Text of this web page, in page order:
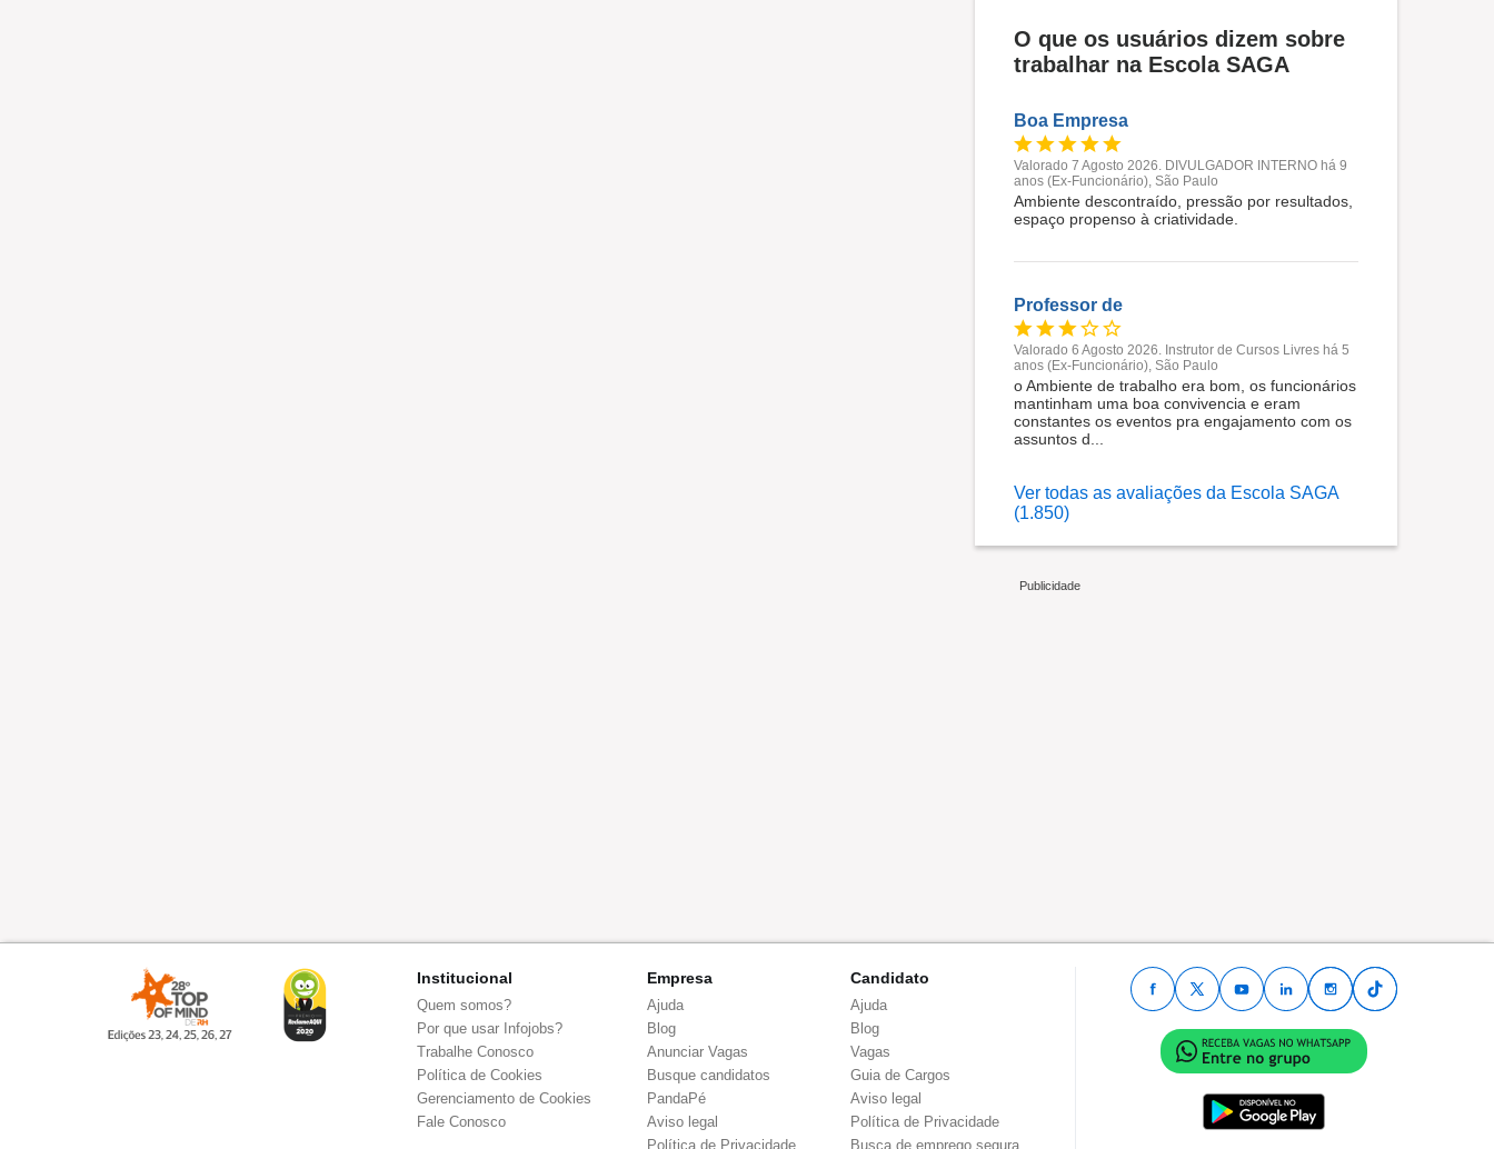
O que os usuários dizem sobre
trabalhar na Escola SAGA
Boa Empresa
Valorado 7 Agosto 2026. DIVULGADOR INTERNO há 9
anos (Ex-Funcionário), São Paulo
Ambiente descontraído, pressão por resultados,
espaço propenso à criatividade.
Professor de
Valorado 6 Agosto 2026. Instrutor de Cursos Livres há 5
anos (Ex-Funcionário), São Paulo
o Ambiente de trabalho era bom, os funcionários
mantinham uma boa convivencia e eram
constantes os eventos pra engajamento com os
assuntos d...
Ver todas as avaliações da Escola SAGA
(1.850)
Institucional
Quem somos?
Por que usar Infojobs?
Trabalhe Conosco
Política de Cookies
Gerenciamento de Cookies
Fale Conosco
Empresa
Ajuda
Blog
Anunciar Vagas
Busque candidatos
PandaPé
Aviso legal
Política de Privacidade
Candidato
Ajuda
Blog
Vagas
Guia de Cargos
Aviso legal
Política de Privacidade
Busca de emprego segura